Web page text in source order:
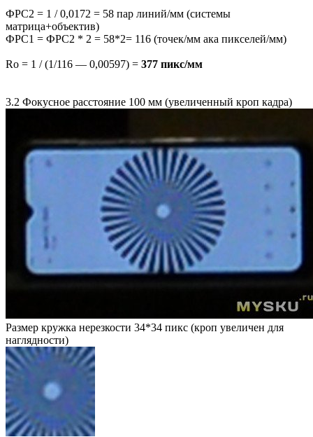
ФРС2 = 1 / 0,0172 = 58 пар линий/мм (системы
матрица+объектив)
ФРС1 = ФРС2 * 2 = 58*2= 116 (точек/мм ака пикселей/мм)
Ro = 1 / (1/116 — 0,00597) = 377 пикс/мм
3.2 Фокусное расстояние 100 мм (увеличенный кроп кадра)
Размер кружка нерезкости 34*34 пикс (кроп увеличен для
наглядности)